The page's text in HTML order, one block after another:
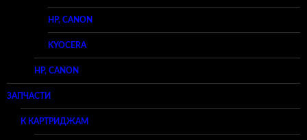
HP, CANON
KYOCERA
HP, CANON
ЗАПЧАСТИ
К КАРТРИДЖАМ